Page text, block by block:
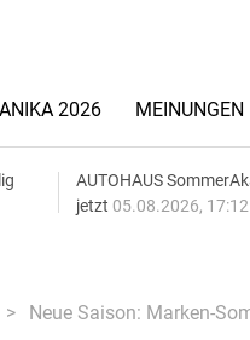
2026 MEINUNGEN
AUTOHAUS
jetzt 05.08.2026,
Neue Saison: Marken-